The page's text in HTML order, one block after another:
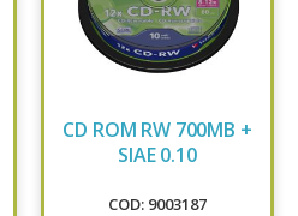
CD ROM RW 700MB +
SIAE 0.10
COD: 9003187